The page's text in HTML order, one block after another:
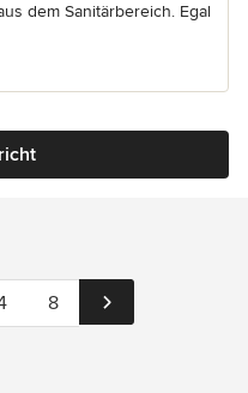
dem Sanitärbereich. Egal
8